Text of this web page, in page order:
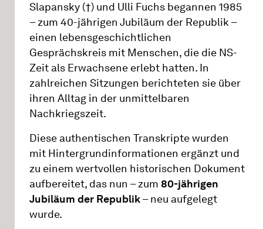
Slapansky (†) und Ulli Fuchs begannen 1985
– zum 40-jährigen Jubiläum der Republik –
einen lebensgeschichtlichen
Gesprächskreis mit Menschen, die die NS-
Zeit als Erwachsene erlebt hatten. In
zahlreichen Sitzungen berichteten sie über
ihren Alltag in der unmittelbaren
Nachkriegszeit.
Diese authentischen Transkripte wurden
mit Hintergrundinformationen ergänzt und
zu einem wertvollen historischen Dokument
aufbereitet, das nun – zum 80-jährigen
Jubiläum der Republik– neu aufgelegt
wurde.